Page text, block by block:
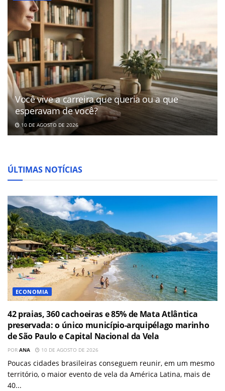
Você vive a carreira que queria ou a que
esperavam de você?
10 DE AGOSTO DE 2026
ÚLTIMAS NOTÍCIAS
ECONOMIA
42 praias, 360 cachoeiras e 85% de Mata Atlântica
preservada: o único município-arquipélago marinho
de São Paulo e Capital Nacional da Vela
POR ANA 10 DE AGOSTO DE 2026
Poucas cidades brasileiras conseguem reunir, em um mesmo
território, o maior evento de vela da América Latina, mais de
40...